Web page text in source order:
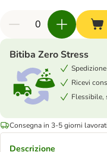
Bitiba Zero Stress
Ricevi
Flessibile,
Consegna in 3-5 giorni
Descrizione